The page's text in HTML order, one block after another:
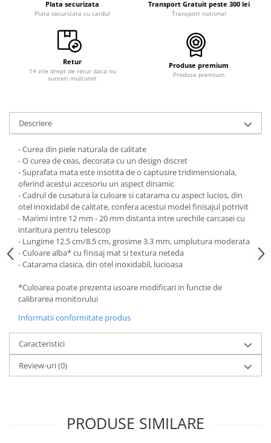
Plata securizata
Plata securizata cu cardul
Transport Gratuit peste 300 lei
Transport national
Retur
14 zile drept de retur daca nu
sunteti multumit
Produse premium
Produse premium
Descriere
- Curea din piele naturala de calitate
- O curea de ceas, decorata cu un design discret
- Suprafata mata este insotita de o captusire tridimensionala,
oferind acestui accesoriu un aspect dinamic
- Cadrul de cusatura la culoare si catarama cu aspect lucios, din
otel inoxidabil de calitate, confera acestui model finisajul potrivit
- Marimi intre 12 mm - 20 mm distanta intre urechile carcasei cu
intaritura pentru telescop
- Lungime 12.5 cm/8.5 cm, grosime 3.3 mm, umplutura moderata
- Culoare alba* cu finisaj mat si textura neteda
- Catarama clasica, din otel inoxidabil, lucioasa
*Culoarea poate prezenta usoare modificari in functie de
calibrarea monitorului
Informatii conformitate produs
Caracteristici
Review-uri(0)
PRODUSE SIMILARE